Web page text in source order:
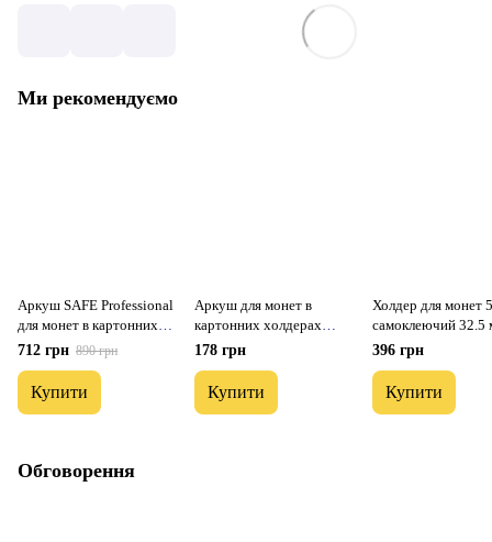
Ми рекомендуємо
Аркуш SAFE Professional
для монет в картонних
холдерах 50Х50 мм #433
712 грн 890 грн
Купити
Аркуш для монет в
картонних холдерах
67Х67 мм SAFE
178 грн
Купити
Холдер для монет
самоклеючий 32.5
396 грн
Купити
Обговорення